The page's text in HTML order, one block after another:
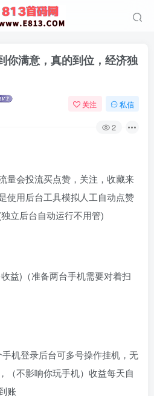
你满意，真的到位，经济独
关注 私信
2
量会投流买点赞，关注，收藏来
使用后台工具模拟人工自动点赞
立后台自动运行不用管)
益)（准备两台手机需要对着扫
机登录后台可多号操作挂机，无
（不影响你玩手机）收益每天自
账